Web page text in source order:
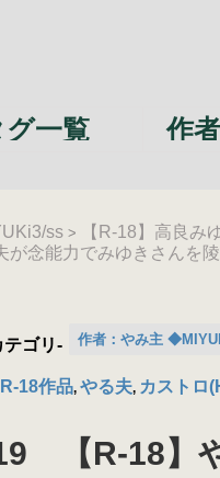
グ一覧 作
ss > 【R-18】高良み
念能力でみゆきさんを
作者：やみ主
テゴリ-
R-18作品, やる夫, カストロ
【R-18】